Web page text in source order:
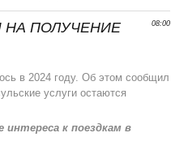
08:00
НА ПОЛУЧЕНИЕ
в 2024 году. Об этом сообщил
услуги остаются
к поездкам в